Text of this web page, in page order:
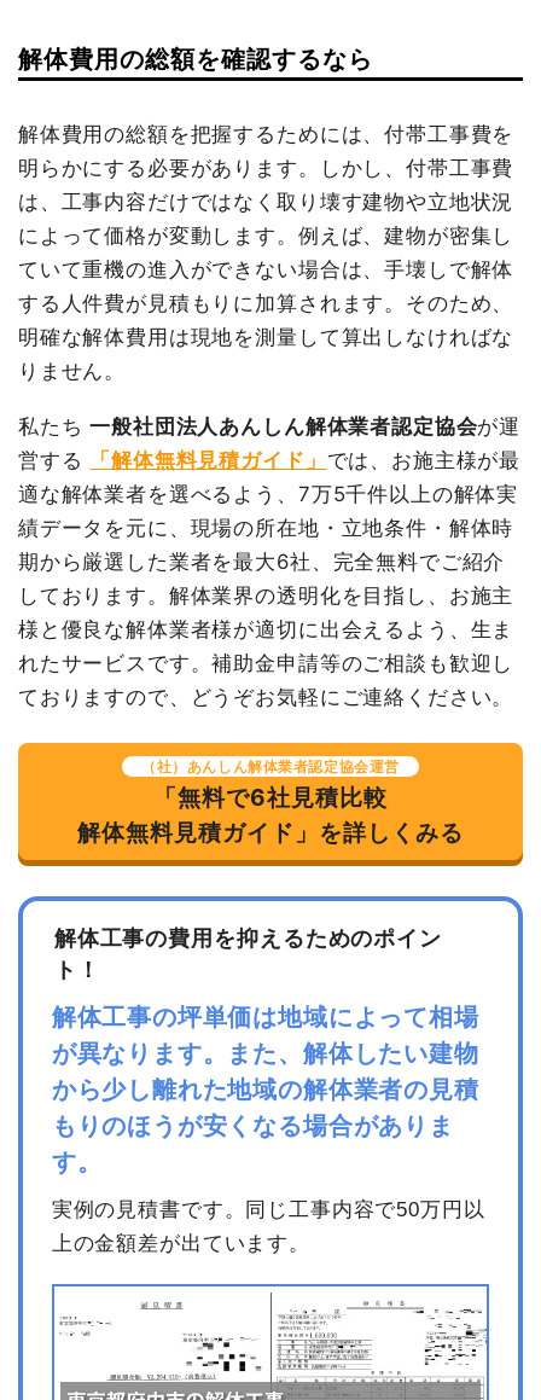
木造アパート105坪2階建
105坪
34,415
3,613,600
養生費
162m² 1,000円
162,000円
アスファルト撤去
1式
180,000円
344,400円
値引き
0円
小計
4,300,000
円
消費税
円
建物の種類/構造 軽量鉄骨造事務所1階建て
建物解体費用 60万940円
総額 80万円
品名 数量 単価
金額
軽量鉄骨造事務所22坪1階建
て
22
27,315
600,940
植木・植栽撤去
1式
50,000円
アスファルト撤去
1式
30,000円
諸経費
75,000円
値引き
28,668円
小計
727,272円
消費税
72,728円
合計金額
800,000
円
解体費用の総額を確認するなら
解体費用の総額を把握するためには、付帯工事費を
明らかにする必要があります。しかし、付帯工事費
は、工事内容だけではなく取り壊す建物や立地状況
によって価格が変動します。例えば、建物が密集し
ていて重機の進入ができない場合は、手壊しで解体
する人件費が見積もりに加算されます。そのため、
明確な解体費用は現地を測量して算出しなければな
りません。
私たち一般社団法人あんしん解体業者認定協会が運
営する
「解体無料見積ガイド」 では、お施主様が最
適な解体業者を選べるよう、7万5千件以上の解体実
績データを元に、現場の所在地・立地条件・解体時
期から厳選した業者を最大6社、完全無料でご紹介
しております。解体業界の透明化を目指し、お施主
様と優良な解体業者様が適切に出会えるよう、生ま
れたサービスです。補助金申請等のご相談も歓迎し
ておりますので、どうぞお気軽にご連絡ください。
（社）あんしん解体業者認定協会運営
「無料で6社見積比較
解体無料見積ガイド」を詳しくみる
解体工事の費用を抑えるためのポイン
ト！
解体工事の坪単価は地域によって相場
が異なります。また、解体したい建物
から少し離れた地域の解体業者の見積
もりのほうが安くなる場合がありま
す。
実例の見積書です。同じ工事内容で50万円以
上の金額差が出ています。